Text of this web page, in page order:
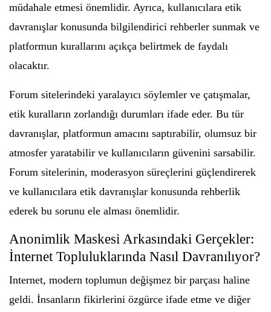
müdahale etmesi önemlidir. Ayrıca, kullanıcılara etik
davranışlar konusunda bilgilendirici rehberler sunmak ve
platformun kurallarını açıkça belirtmek de faydalı
olacaktır.
Forum sitelerindeki yaralayıcı söylemler ve çatışmalar,
etik kuralların zorlandığı durumları ifade eder. Bu tür
davranışlar, platformun amacını saptırabilir, olumsuz bir
atmosfer yaratabilir ve kullanıcıların güvenini sarsabilir.
Forum sitelerinin, moderasyon süreçlerini güçlendirerek
ve kullanıcılara etik davranışlar konusunda rehberlik
ederek bu sorunu ele alması önemlidir.
Anonimlik Maskesi Arkasındaki Gerçekler:
İnternet Topluluklarında Nasıl Davranılıyor?
Internet, modern toplumun değişmez bir parçası haline
geldi. İnsanların fikirlerini özgürce ifade etme ve diğer